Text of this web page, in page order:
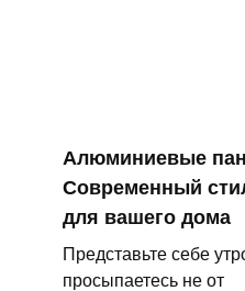
Алюминиевые
Современный
для вашего дома
Представьте себе
просыпаетесь не от